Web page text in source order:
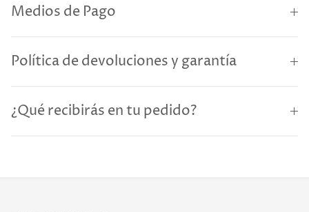
Medios de Pago
Política de devoluciones y garantía
¿Qué recibirás en tu pedido?